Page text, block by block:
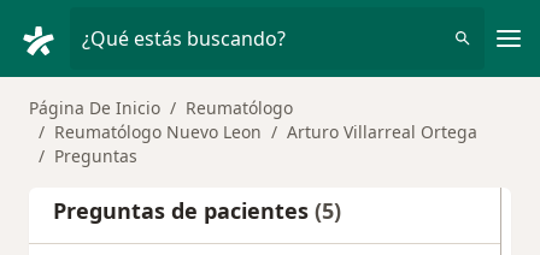
¿Qué estás buscando?
Página De Inicio
Reumatólogo
Reumatólogo Nuevo Leon
Arturo Villarreal Ortega
Preguntas
Preguntas de pacientes (5)